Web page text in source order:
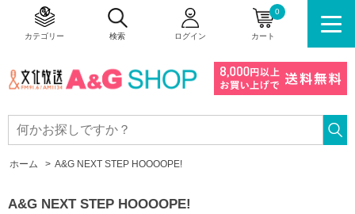
カート
0
ログイン
検索
カテゴリー
ホーム > A&G NEXT STEP HOOOOPE!
A&G NEXT STEP HOOOOPE!